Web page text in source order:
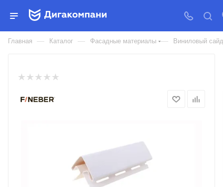
НАРУЖНЫЙ УГОЛ 50ММ
FINEBER
Главная — Каталог — Фасадные материалы — Виниловый